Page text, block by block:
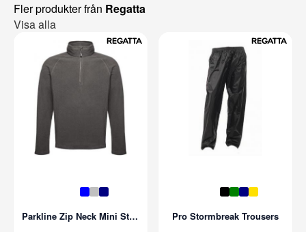
Fler produkter från Regatta
Visa alla
Parkline Zip Neck Mini Stripe Micro Fleece Pro Stormbreak Trousers